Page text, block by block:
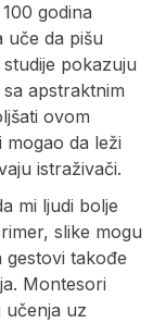
godina
uče da pišu
pokazuju
apstraktnim
ovom
mogao da leži
istraživači.
mi ljudi bolje
slike mogu
gestovi takođe
Montesori
učenja uz